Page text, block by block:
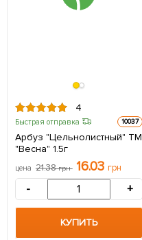
4
Быстрая отправка 10037
Арбуз "Цельнолистный" ТМ
"Весна" 1.5г
цена 21.38грн 16.03 грн
- +
КУПИТЬ